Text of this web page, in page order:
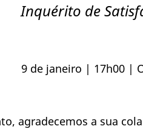
Inquérito de
9 de janeiro | 17h00 |
agradecemos a sua